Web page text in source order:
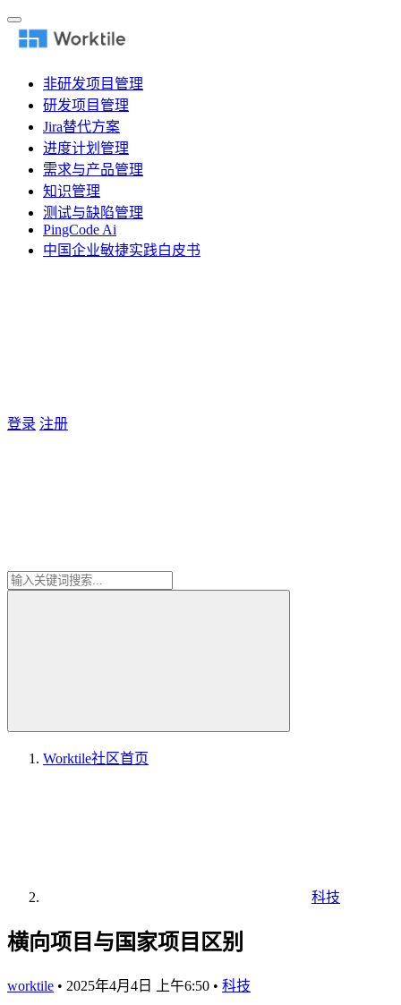
非研发项目管理
研发项目管理
Jira替代方案
进度计划管理
需求与产品管理
知识管理
测试与缺陷管理
PingCode Ai
中国企业敏捷实践白皮书
登录 注册
Worktile社区首页
科技
横向项目与国家项目区别
worktile • 2025年4月4日 上午6:50 • 科技